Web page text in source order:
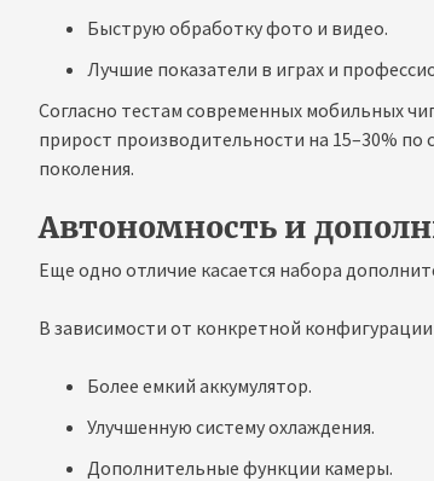
Быструю обработку фото и видео.
Лучшие показатели в играх и
Согласно тестам современных мобильных
прирост производительности на 15–30%
поколения.
Автономность и
Еще одно отличие касается набора
В зависимости от конкретной
Более емкий аккумулятор.
Улучшенную систему охлаждения.
Дополнительные функции камеры.